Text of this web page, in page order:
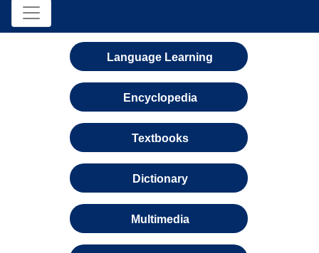
Language Learning
Encyclopedia
Textbooks
Dictionary
Multimedia